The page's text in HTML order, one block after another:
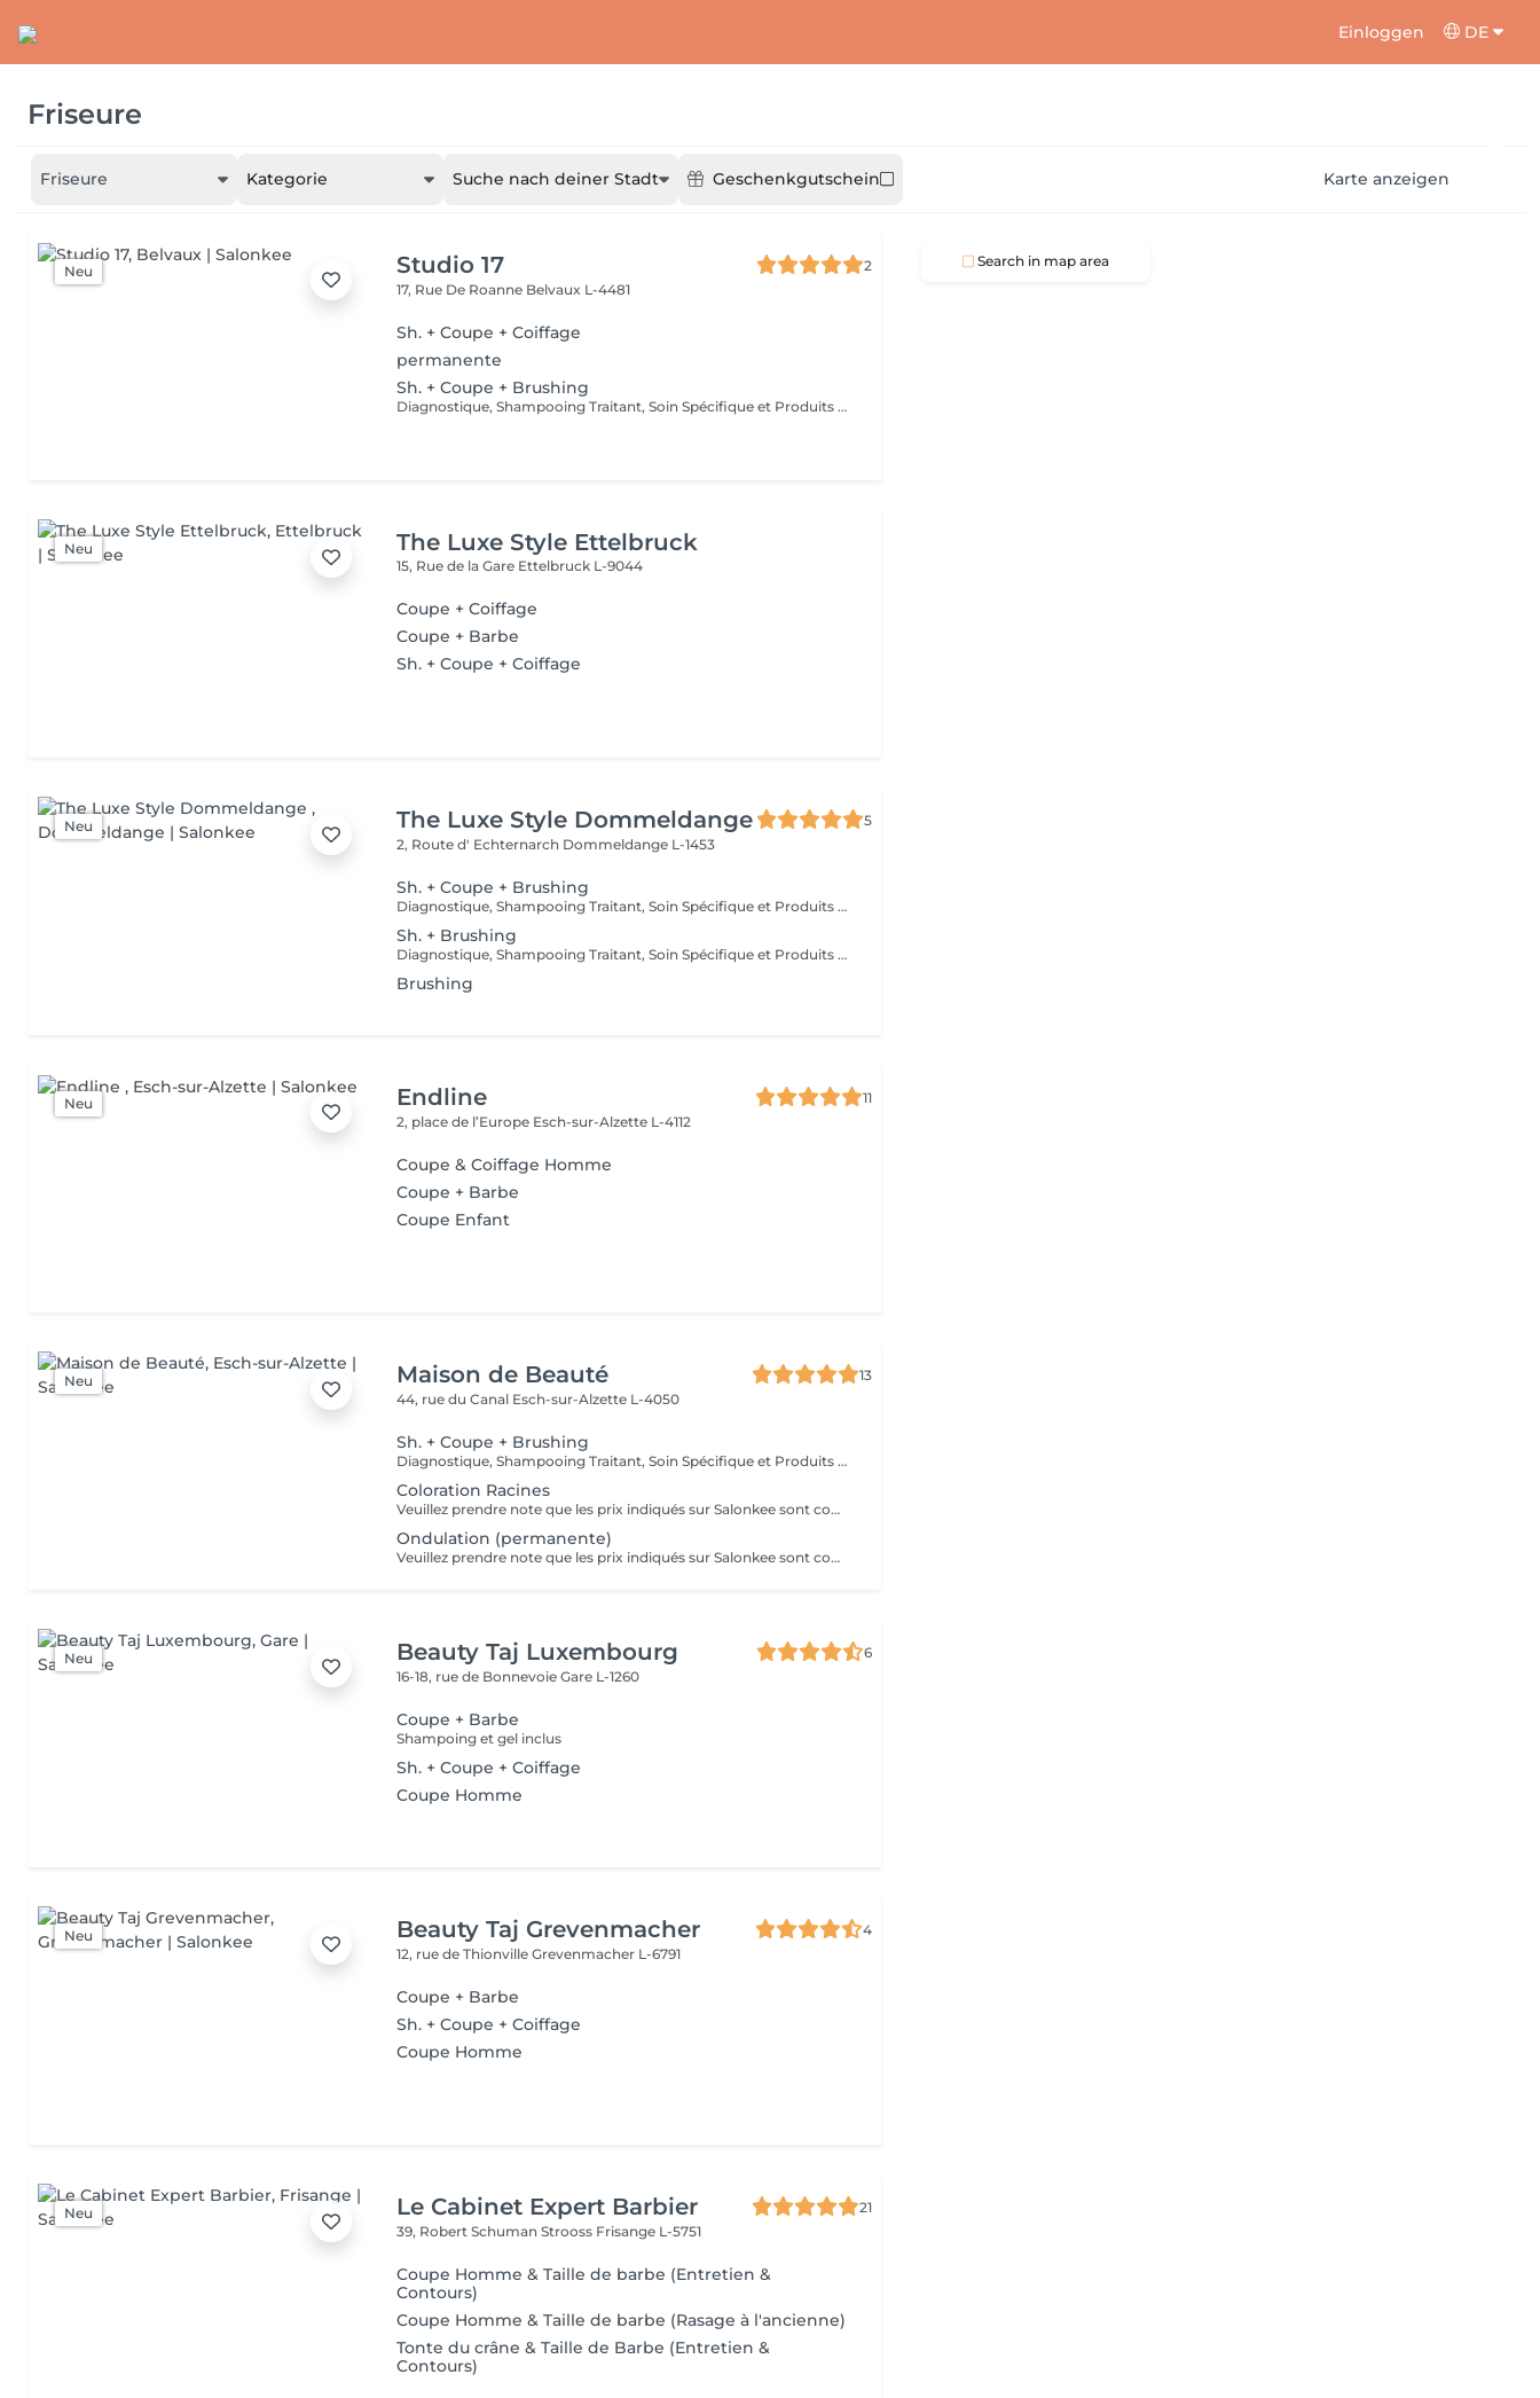
Einloggen DE
Friseure
Friseure Kategorie Suche nach deiner Stadt Geschenkgutschein Karte anzeigen
Neu Studio 17
2
17, Rue De Roanne Belvaux L-4481
Sh. + Coupe + Coiffage
permanente
Sh. + Coupe + Brushing
Diagnostique, Shampooing Traitant, Soin Spécifique et Produits Coiffants inclus
Neu The Luxe Style Ettelbruck
15, Rue de la Gare Ettelbruck L-9044
Coupe + Coiffage
Coupe + Barbe
Sh. + Coupe + Coiffage
Neu The Luxe Style Dommeldange
5
2, Route d' Echternarch Dommeldange L-1453
Sh. + Coupe + Brushing
Diagnostique, Shampooing Traitant, Soin Spécifique et Produits Coiffants inclus
Sh. + Brushing
Diagnostique, Shampooing Traitant, Soin Spécifique et Produits Coiffants inclus
Brushing
Neu Endline
11
2, place de l’Europe Esch-sur-Alzette L-4112
Coupe & Coiffage Homme
Coupe + Barbe
Coupe Enfant
Neu Maison de Beauté
13
44, rue du Canal Esch-sur-Alzette L-4050
Sh. + Coupe + Brushing
Diagnostique, Shampooing Traitant, Soin Spécifique et Produits Coiffants inclus
Coloration Racines
Veuillez prendre note que les prix indiqués sur Salonkee sont communiqués à titre informatif et s'entendent de base. Ces derniers sont susceptibles de varier selon le diagnostic réalisé à votre arrivée au salon et l'expertise du professionnel à qui vous confiez votre beauté. Dans tous les cas, un devis précis vous sera proposé et toutes réalisations de prestations seront effectuées avec votre accord. Un grand merci d'avance pour votre compréhension. Au plaisir de vous recevoir très vite.
Ondulation (permanente)
Veuillez prendre note que les prix indiqués sur Salonkee sont communiqués à titre informatif et s'entendent de base. Ces derniers sont susceptibles de varier selon le diagnostic réalisé à votre arrivée au salon et l'expertise du professionnel à qui vous confiez votre beauté. Dans tous les cas, un devis précis vous sera proposé et toutes réalisations de prestations seront effectuées avec votre accord. Un grand merci d'avance pour votre compréhension. Au plaisir de vous recevoir très vite.
Neu Beauty Taj Luxembourg
6
16-18, rue de BonnevoieGare L-1260
Coupe + Barbe
Shampoing et gel inclus
Sh. + Coupe + Coiffage
Coupe Homme
Neu Beauty Taj Grevenmacher
4
12, rue de ThionvilleGrevenmacher L-6791
Coupe + Barbe
Sh. + Coupe + Coiffage
Coupe Homme
Neu Le Cabinet Expert Barbier
21
39, Robert Schuman Strooss Frisange L-5751
Coupe Homme & Taille de barbe (Entretien &
Contours)
Coupe Homme & Taille de barbe (Rasage à l'ancienne)
Tonte du crâne & Taille de Barbe (Entretien &
Contours)
Search in map area